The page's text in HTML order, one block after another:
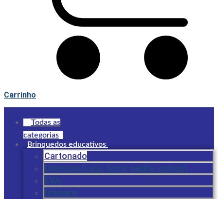
Carrinho
Todas as
categorias
Brinquedos educativos
Cartonado
Diversos (Lata, ferro, pedra, outros)
EVA
Madeira